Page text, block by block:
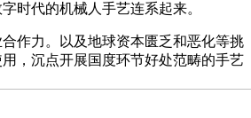
时代的机械人手艺连系起来。
力。以及地球资本匮乏和恶化等挑
，沉点开展国度环节好处范畴的手艺